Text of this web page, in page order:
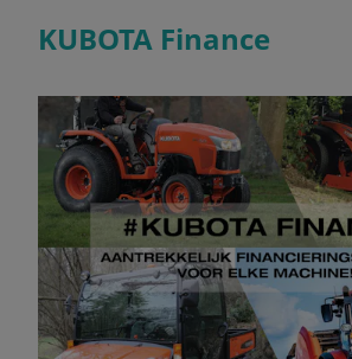
KUBOTA Finance